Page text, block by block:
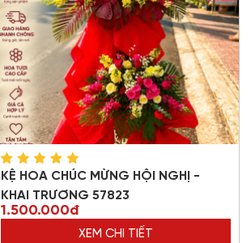
KỆ HOA CHÚC MỪNG HỘI NGHỊ -
KHAI TRƯƠNG 57823
1.500.000đ
XEM CHI TIẾT